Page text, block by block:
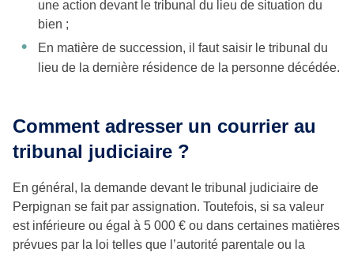
une action devant le tribunal du lieu de situation du
bien ;
En matière de succession, il faut saisir le tribunal du
lieu de la dernière résidence de la personne décédée.
Comment adresser un courrier au
tribunal judiciaire ?
En général, la demande devant le tribunal judiciaire de
Perpignan se fait par assignation. Toutefois, si sa valeur
est inférieure ou égal à 5 000 € ou dans certaines matières
prévues par la loi telles que l’autorité parentale ou la